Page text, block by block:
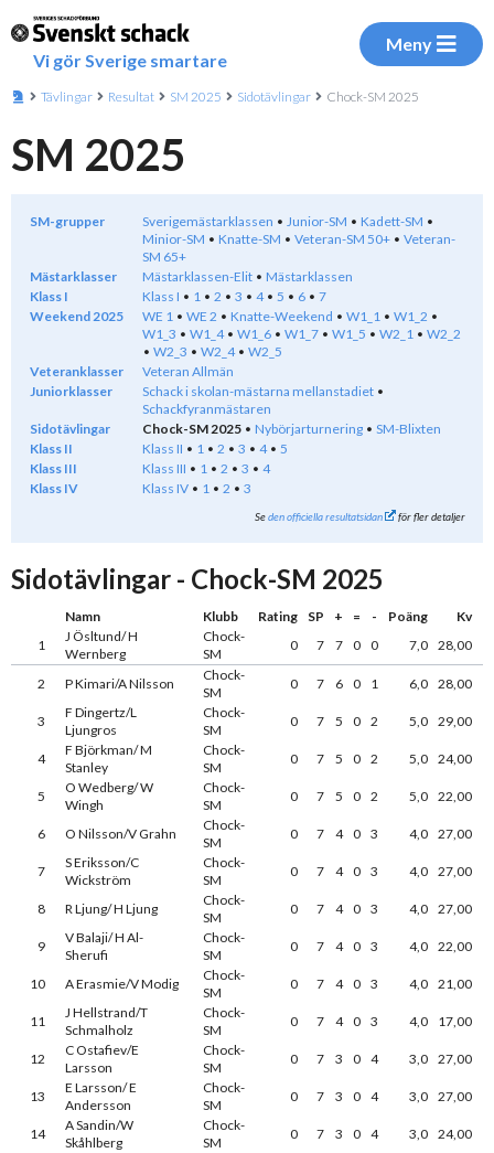
Vi gör Sverige smartare
Meny
Tävlingar Resultat SM 2025 Sidotävlingar Chock-SM 2025
SM 2025
SM-grupper Sverigemästarklassen Junior-SM
Kadett-SM
Minior-SM
Knatte-SM Veteran-SM 50+
Veteran-
SM 65+
Mästarklasser
Mästarklassen-Elit
Mästarklassen
Klass I
Klass I 1 2 3 4 5 6
7
Weekend 2025
WE 1 WE 2 Knatte-Weekend W1_1
W1_2
W1_3
W1_4 W1_6 W1_7 W1_5 W2_1
W2_2
W2_3
W2_4
W2_5
Veteranklasser
Veteran Allmän
Juniorklasser
Schack i skolan-mästarna mellanstadiet
Schackfyranmästaren
Sidotävlingar
Chock-SM 2025 Nybörjarturnering
SM-Blixten
Klass II
Klass II 1 2 3 4
5
Klass III
Klass III 1 2 3
4
Klass IV
Klass IV 1 2 3
Seden officiella resultatsidan för fler detaljer
Sidotävlingar - Chock-SM 2025
Namn Klubb Rating SP + = - Poäng
Kv
1
J Ösltund/ H
Wernberg
Chock-
SM
0 7 7 0 0 7,0 28,00
2 P Kimari/A Nilsson
Chock-
SM
0 7 6 0 1 6,0 28,00
3
F Dingertz/L
Ljungros
Chock-
SM
0 7 5 0 2 5,0 29,00
4
F Björkman/ M
Stanley
Chock-
SM
0 7 5 0 2 5,0 24,00
5
O Wedberg/ W
Wingh
Chock-
SM
0 7 5 0 2 5,0 22,00
6 O Nilsson/V Grahn
Chock-
SM
0 7 4 0 3 4,0 27,00
7
S Eriksson/C
Wickström
Chock-
SM
0 7 4 0 3 4,0 27,00
8 R Ljung/ H Ljung
Chock-
SM
0 7 4 0 3 4,0 27,00
9
V Balaji/ H Al-
Sherufi
Chock-
SM
0 7 4 0 3 4,0 22,00
10 A Erasmie/V Modig
Chock-
SM
0 7 4 0 3 4,0 21,00
11
J Hellstrand/T
Schmalholz
Chock-
SM
0 7 4 0 3 4,0 17,00
12
C Ostafiev/E
Larsson
Chock-
SM
0 7 3 0 4 3,0 27,00
13
E Larsson/ E
Andersson
Chock-
SM
0 7 3 0 4 3,0 27,00
14
A Sandin/W
Skåhlberg
Chock-
SM
0 7 3 0 4 3,0 24,00